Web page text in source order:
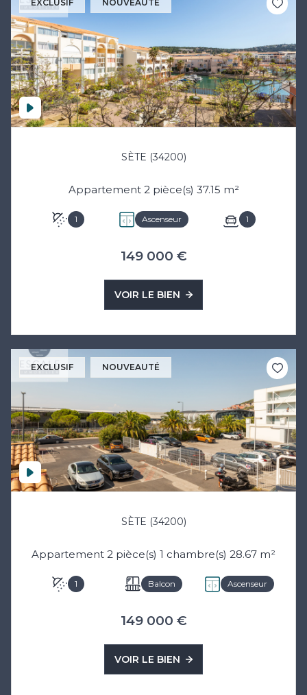
EXCLUSIF NOUVEAUTÉ
SÈTE (34200)
Appartement 2 pièce(s) 37.15 m²
1 Ascenseur 1
149 000 €
VOIR LE BIEN
EXCLUSIF NOUVEAUTÉ
SÈTE (34200)
Appartement 2 pièce(s) 1 chambre(s) 28.67 m²
1 Balcon Ascenseur
149 000 €
VOIR LE BIEN